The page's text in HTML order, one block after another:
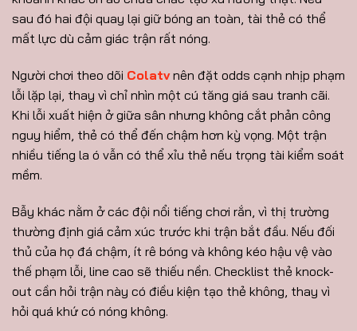
sau đó hai đội quay lại giữ bóng an toàn, tài thẻ có thể
mất lực dù cảm giác trận rất nóng.
Người chơi theo dõi Colatvnên đặt odds cạnh nhịp phạm
lỗi lặp lại, thay vì chỉ nhìn một cú tăng giá sau tranh cãi.
Khi lỗi xuất hiện ở giữa sân nhưng không cắt phản công
nguy hiểm, thẻ có thể đến chậm hơn kỳ vọng. Một trận
nhiều tiếng la ó vẫn có thể xỉu thẻ nếu trọng tài kiểm soát
mềm.
Bẫy khác nằm ở các đội nổi tiếng chơi rắn, vì thị trường
thường định giá cảm xúc trước khi trận bắt đầu. Nếu đối
thủ của họ đá chậm, ít rê bóng và không kéo hậu vệ vào
thế phạm lỗi, line cao sẽ thiếu nền. Checklist thẻ knock-
out cần hỏi trận này có điều kiện tạo thẻ không, thay vì
hỏi quá khứ có nóng không.